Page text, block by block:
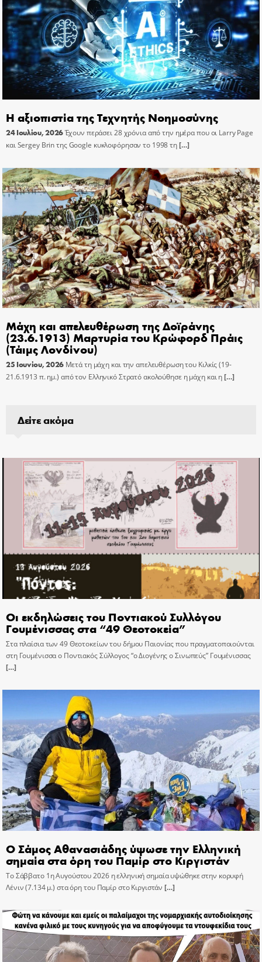
Η αξιοπιστία της Τεχνητής Νοημοσύνης
24 Ιουλίου, 2026Έχουν περάσει 28 χρόνια από την ημέρα που οι Larry Page
και Sergey Brin της Google κυκλοφόρησαν το 1998 τη[…]
Μάχη και απελευθέρωση της Δοϊράνης
(23.6.1913) Μαρτυρία του Κρώφορδ Πράις
(Τάιμς Λονδίνου)
25 Ιουνίου, 2026 Μετά τη μάχη και την απελευθέρωση του Κιλκίς (19-
21.6.1913 π. ημ.) από τον Ελληνικό Στρατό ακολούθησε η μάχη και η[…]
Δείτε ακόμα
Οι εκδηλώσεις του Ποντιακού Συλλόγου
Γουμένισσας στα “49 Θεοτοκεία”
Στα πλαίσια των 49 Θεοτοκείων του δήμου Παιονίας που πραγματοποιούνται
στη Γουμένισσα ο Ποντιακός Σύλλογος “ο Διογένης ο Σινωπεύς” Γουμένισσας
[…]
Ο Σάμος Αθανασιάδης ύψωσε την Ελληνική
σημαία στα όρη του Παμίρ στο Κιργιστάν
Το Σάββατο 1η Αυγούστου 2026 η ελληνική σημαία υψώθηκε στην κορυφή
Λένιν (7.134 μ.) στα όρη του Παμίρ στο Κιργιστάν […]